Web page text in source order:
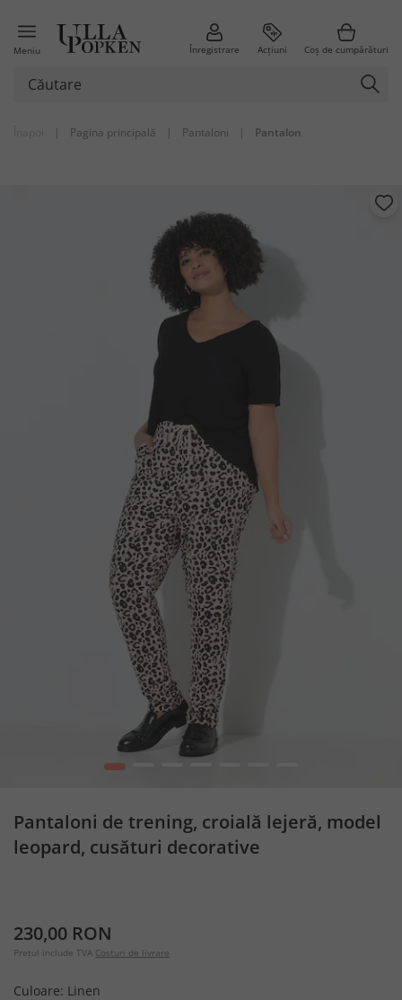
Meniu Înregistrare Acțiuni Coș de cumpărături
| Pagina principală | Pantaloni | Pantalon
1
Pantaloni de trening, croială lejeră, model
leopard, cusături decorative
230,00 RON
Prețul include TVA Costuri de livrare
Culoare: Linen